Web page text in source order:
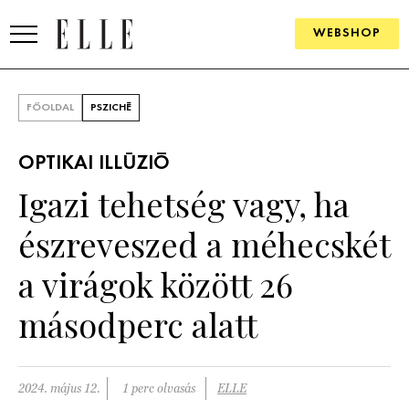
WEBSHOP
SZÉPSÉG
PSZICHÉ
PÁRKAPCSOLAT
FŐOLDAL PSZICHÉ
OPTIKAI ILLÚZIÓ
Igazi tehetség vagy, ha
észreveszed a méhecskét
a virágok között 26
másodperc alatt
2024. május 12. 1 perc olvasás ELLE